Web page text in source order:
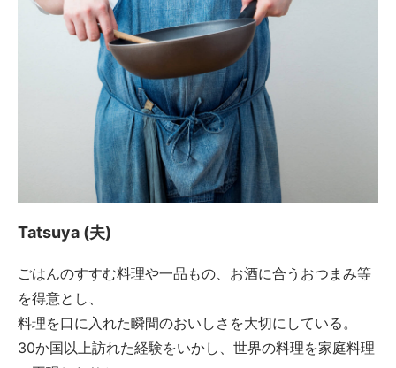
Tatsuya (夫)
ごはんのすすむ料理や一品もの、お酒に合うおつまみ等
を得意とし、
料理を口に入れた瞬間のおいしさを大切にしている。
30か国以上訪れた経験をいかし、世界の料理を家庭料理